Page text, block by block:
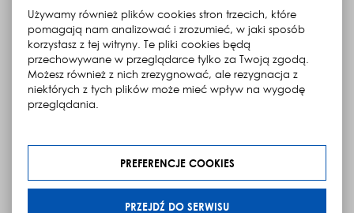
Jedzenie na świeżym powietrzu ma w sobie coś
wyjątkowego. Nawet prosty posiłek smakuje inaczej,
gdy towarzyszy mu zapach kwiatów, śpiew ptaków
i naturalne światło. Nic więc dziwnego, że coraz więcej
osób urządza w ogrodzie własną jadalnię – miejsce s...
zobacz więcejo Jak urządzić
Używamy również plików cookies stron trzecich, które
pomagają nam analizować i zrozumieć, w jaki sposób
korzystasz z tej witryny. Te pliki cookies będą
przechowywane w przeglądarce tylko za Twoją zgodą.
Możesz również z nich zrezygnować, ale rezygnacja z
niektórych z tych plików może mieć wpływ na wygodę
przeglądania.
przetwarzanie Twoich danych osobowych dotyczących
Twojej aktywności na naszej stronie. Dane są zbierane w
polityką cookies. Zgoda jest dobrowolna. Możesz jej
odmówić lub ograniczyć jej zakres klikając w "Preferencje
PREFERENCJE COOKIES
PRZEJDŹ DO SERWISU